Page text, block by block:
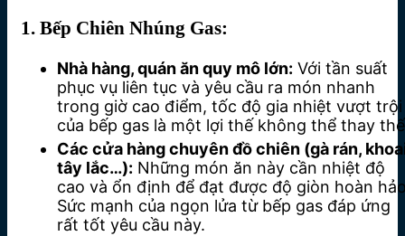
1. Bếp Chiên Nhúng Gas:
Nhà hàng, quán ăn quy mô lớn: Với tần suất
phục vụ liên tục và yêu cầu ra món nhanh
trong giờ cao điểm, tốc độ gia nhiệt vượt trội
của bếp gas là một lợi thế không thể thay
Các cửa hàng chuyên đồ chiên (gà rán,
tây lắc…): Những món ăn này cần nhiệt độ
cao và ổn định để đạt được độ giòn hoàn
Sức mạnh của ngọn lửa từ bếp gas đáp ứng
rất tốt yêu cầu này.